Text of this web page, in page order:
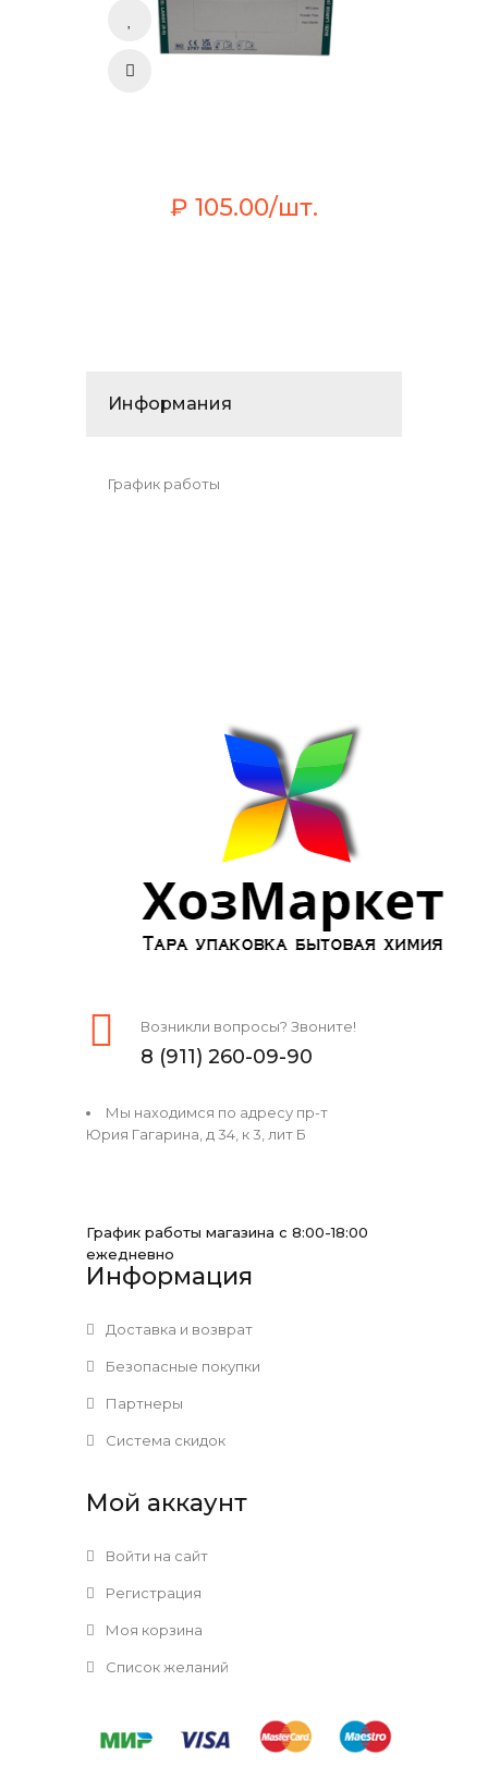
₽ 105.00/шт.
Информания
График работы
Возникли вопросы? Звоните!
8 (911) 260-09-90
Мы находимся по адресу пр-т
Юрия Гагарина, д 34, к 3, лит Б
График работы магазина с 8:00-18:00
ежедневно
Информация
Доставка и возврат
Безопасные покупки
Партнеры
Система скидок
Мой аккаунт
Войти на сайт
Регистрация
Моя корзина
Список желаний